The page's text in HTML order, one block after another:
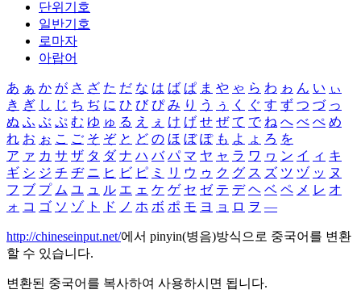
단위기호
일반기호
로마자
아랍어
あ ぁ か が さ ざ た だ な は ば ぱ ま や ゃ ら わ ゎ ん い ぃ
き ぎ し じ ち ぢ に ひ び ぴ み り う ぅ く ぐ す ず つ づ っ
ぬ ふ ぶ ぷ む ゆ ゅ る え ぇ け げ せ ぜ て で ね へ べ ぺ め
れ お ぉ こ ご そ ぞ と ど の ほ ぼ ぽ も よ ょ ろ を
ア ァ カ サ ザ タ ダ ナ ハ バ パ マ ヤ ャ ラ ワ ヮ ン イ ィ キ
ギ シ ジ チ ヂ ニ ヒ ビ ピ ミ リ ウ ゥ ク グ ス ズ ツ ヅ ッ ヌ
フ ブ プ ム ユ ュ ル エ ェ ケ ゲ セ ゼ テ デ ヘ ベ ペ メ レ オ
ォ コ ゴ ソ ゾ ト ド ノ ホ ボ ポ モ ヨ ョ ロ ヲ ―
http://chineseinput.net/에서 pinyin(병음)방식으로 중국어를 변환
할 수 있습니다.
변환된 중국어를 복사하여 사용하시면 됩니다.